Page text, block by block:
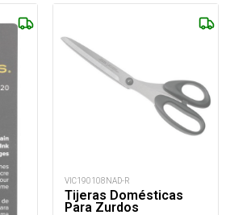
VIC190108NAD-R
Tijeras Domésticas
Para Zurdos